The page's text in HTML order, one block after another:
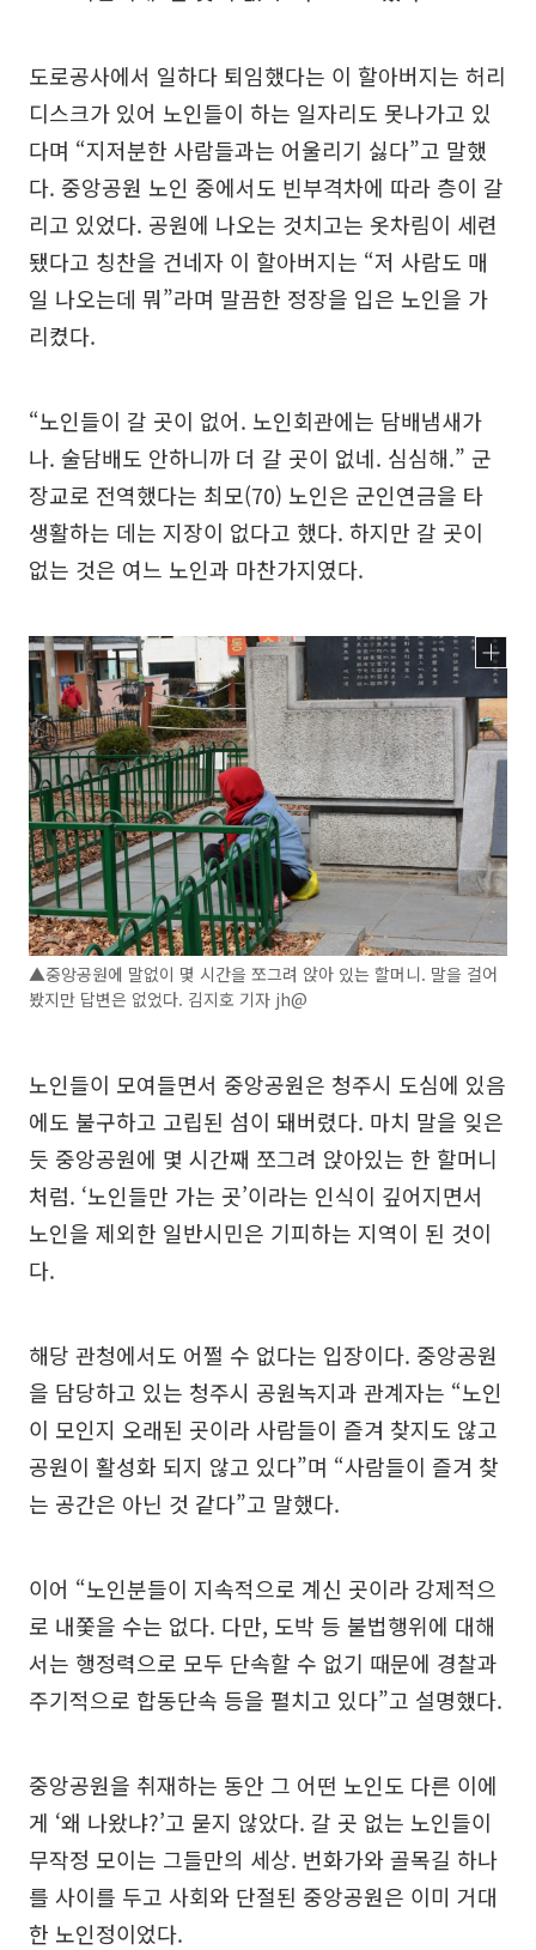
도로공사에서 일하다 퇴임했다는 이 할아버지는 허리
디스크가 있어 노인들이 하는 일자리도 못나가고 있
다며 “지저분한 사람들과는 어울리기 싫다”고 말했
다. 중앙공원 노인 중에서도 빈부격차에 따라 층이 갈
리고 있었다. 공원에 나오는 것치고는 옷차림이 세련
됐다고 칭찬을 건네자 이 할아버지는 “저 사람도 매
일 나오는데 뭐”라며 말끔한 정장을 입은 노인을 가
리켰다.
“노인들이 갈 곳이 없어. 노인회관에는 담배냄새가
나. 술담배도 안하니까 더 갈 곳이 없네. 심심해.” 군
장교로 전역했다는 최모(70) 노인은 군인연금을 타
생활하는 데는 지장이 없다고 했다. 하지만 갈 곳이
없는 것은 여느 노인과 마찬가지였다.
▲중앙공원에 말없이 몇 시간을 쪼그려 앉아 있는 할머니. 말을 걸어
봤지만 답변은 없었다. 김지호 기자 jh@
노인들이 모여들면서 중앙공원은 청주시 도심에 있음
에도 불구하고 고립된 섬이 돼버렸다. 마치 말을 잊은
듯 중앙공원에 몇 시간째 쪼그려 앉아있는 한 할머니
처럼. ‘노인들만 가는 곳’이라는 인식이 깊어지면서
노인을 제외한 일반시민은 기피하는 지역이 된 것이
다.
해당 관청에서도 어쩔 수 없다는 입장이다. 중앙공원
을 담당하고 있는 청주시 공원녹지과 관계자는 “노인
이 모인지 오래된 곳이라 사람들이 즐겨 찾지도 않고
공원이 활성화 되지 않고 있다”며 “사람들이 즐겨 찾
는 공간은 아닌 것 같다”고 말했다.
이어 “노인분들이 지속적으로 계신 곳이라 강제적으
로 내쫓을 수는 없다. 다만, 도박 등 불법행위에 대해
서는 행정력으로 모두 단속할 수 없기 때문에 경찰과
주기적으로 합동단속 등을 펼치고 있다”고 설명했다.
중앙공원을 취재하는 동안 그 어떤 노인도 다른 이에
게 ‘왜 나왔냐?’고 묻지 않았다. 갈 곳 없는 노인들이
무작정 모이는 그들만의 세상. 번화가와 골목길 하나
를 사이를 두고 사회와 단절된 중앙공원은 이미 거대
한 노인정이었다.